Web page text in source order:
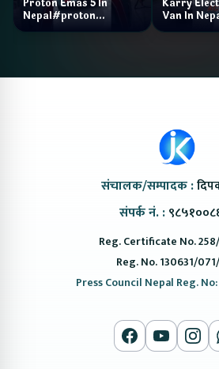
Proton Emas 5 In
Nepal#proton
Karry
Van In
Bazar II
संचालक/सम्पादक :
संपर्क नं. :
Reg. Certificate No.
Reg. No. 130631/
Press Council Nepal Reg. No: